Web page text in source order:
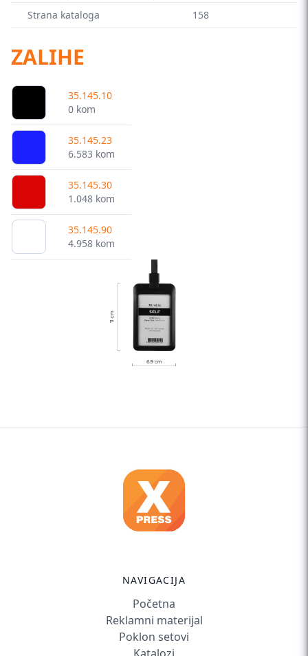
Strana kataloga
158
ZALIHE
35.145.10
0 kom
35.145.23
6.583 kom
35.145.30
1.048 kom
35.145.90
4.958 kom
NAVIGACIJA
Početna
Reklamni materijal
Poklon setovi